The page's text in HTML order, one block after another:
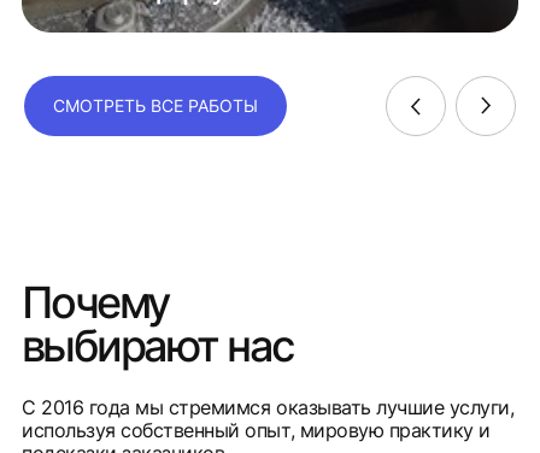
СМОТРЕТЬ ВСЕ РАБОТЫ
Почему
выбирают нас
С 2016 года мы стремимся оказывать лучшие услуги,
используя собственный опыт, мировую практику и